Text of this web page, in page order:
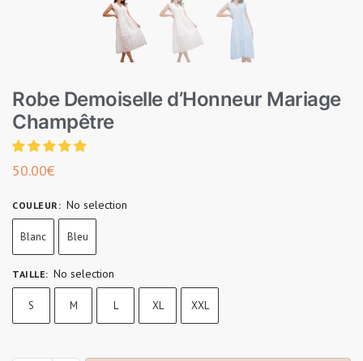
Robe Demoiselle d’Honneur Mariage
Champêtre
50.00€
COULEUR: No selection
Blanc Bleu
TAILLE: No selection
S M L XL XXL